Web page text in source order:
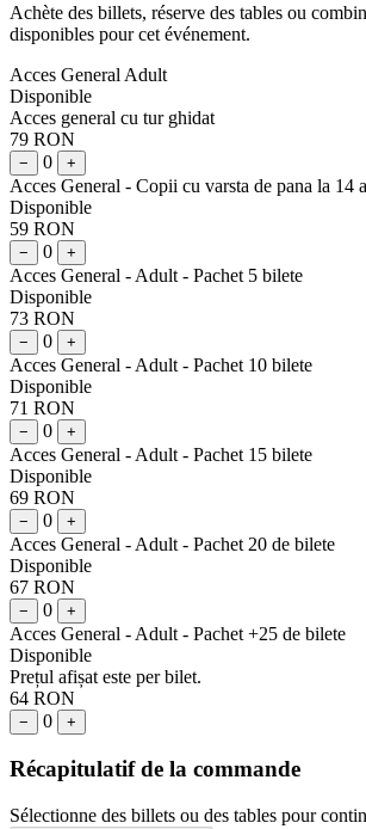
Achète des billets, réserve des tables ou
disponibles pour cet événement.
Acces General Adult
Disponible
Acces general cu tur ghidat
79 RON
− 0 +
Acces General - Copii cu varsta de pana la 14
Disponible
59 RON
− 0 +
Acces General - Adult - Pachet 5 bilete
Disponible
73 RON
− 0 +
Acces General - Adult - Pachet 10 bilete
Disponible
71 RON
− 0 +
Acces General - Adult - Pachet 15 bilete
Disponible
69 RON
− 0 +
Acces General - Adult - Pachet 20 de bilete
Disponible
67 RON
− 0 +
Acces General - Adult - Pachet +25 de bilete
Disponible
Prețul afișat este per bilet.
64 RON
− 0 +
Récapitulatif de la commande
Sélectionne des billets ou des tables pour